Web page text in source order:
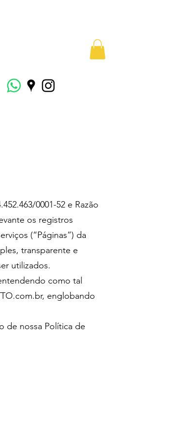
0001-52 e Razão
os registros
(“Páginas”) da
transparente e
utilizados.
como tal
, englobando
de nossa Política de